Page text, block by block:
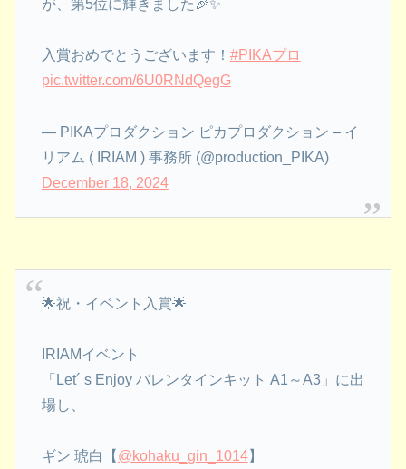
が、第5位に輝きました🎉✨
入賞おめでとうございます！ #PIKAプロ
pic.twitter.com/6U0RNdQegG
— PIKAプロダクション ピカプロダクション – イ
リアム ( IRIAM ) 事務所 (@production_PIKA)
December 18, 2024
🌟祝・イベント入賞🌟
IRIAMイベント
「Let´ s Enjoy バレンタインキット A1～A3」に出
場し、
ギン 琥白【 @kohaku_gin_1014】